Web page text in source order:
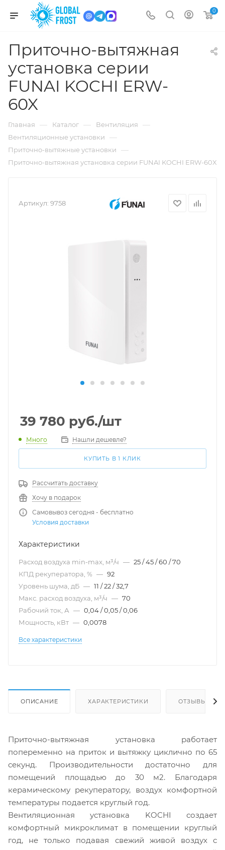
0
Приточно-вытяжная
установка серии
FUNAI KOCHI ERW-
60X
Главная — Каталог — Вентиляция —
Вентиляционные установки —
Приточно-вытяжные установки —
Приточно-вытяжная установка серии FUNAI KOCHI ERW-60X
Артикул: 9758
39 780 руб./шт
Много Нашли дешевле?
КУПИТЬ В 1 КЛИК
Рассчитать доставку
Хочу в подарок
Самовывоз сегодня - бесплатно
Условия доставки
Характеристики
Расход воздуха min-max, м³/ч — 25 / 45 / 60 / 70
КПД рекуператора, % — 92
Уровень шума, дБ — 11 / 22 / 32,7
Maкс. расход воздуха, м³/ч — 70
Рабочий ток, А — 0,04 / 0,05 / 0,06
Мощность, кВт — 0,0078
Все характеристики
ОПИСАНИЕ ХАРАКТЕРИСТИКИ ОТЗЫВЫ
Приточно-вытяжная установка работает
попеременно на приток и вытяжку циклично по 65
секунд. Производительности достаточно для
помещений площадью до 30 м2. Благодаря
керамическому рекуператору, воздух комфортной
температуры подается круглый год.
Вентиляционная установка KOCHI создает
комфортный микроклимат в помещении круглый
год, не только подавая свежий живой воздух с